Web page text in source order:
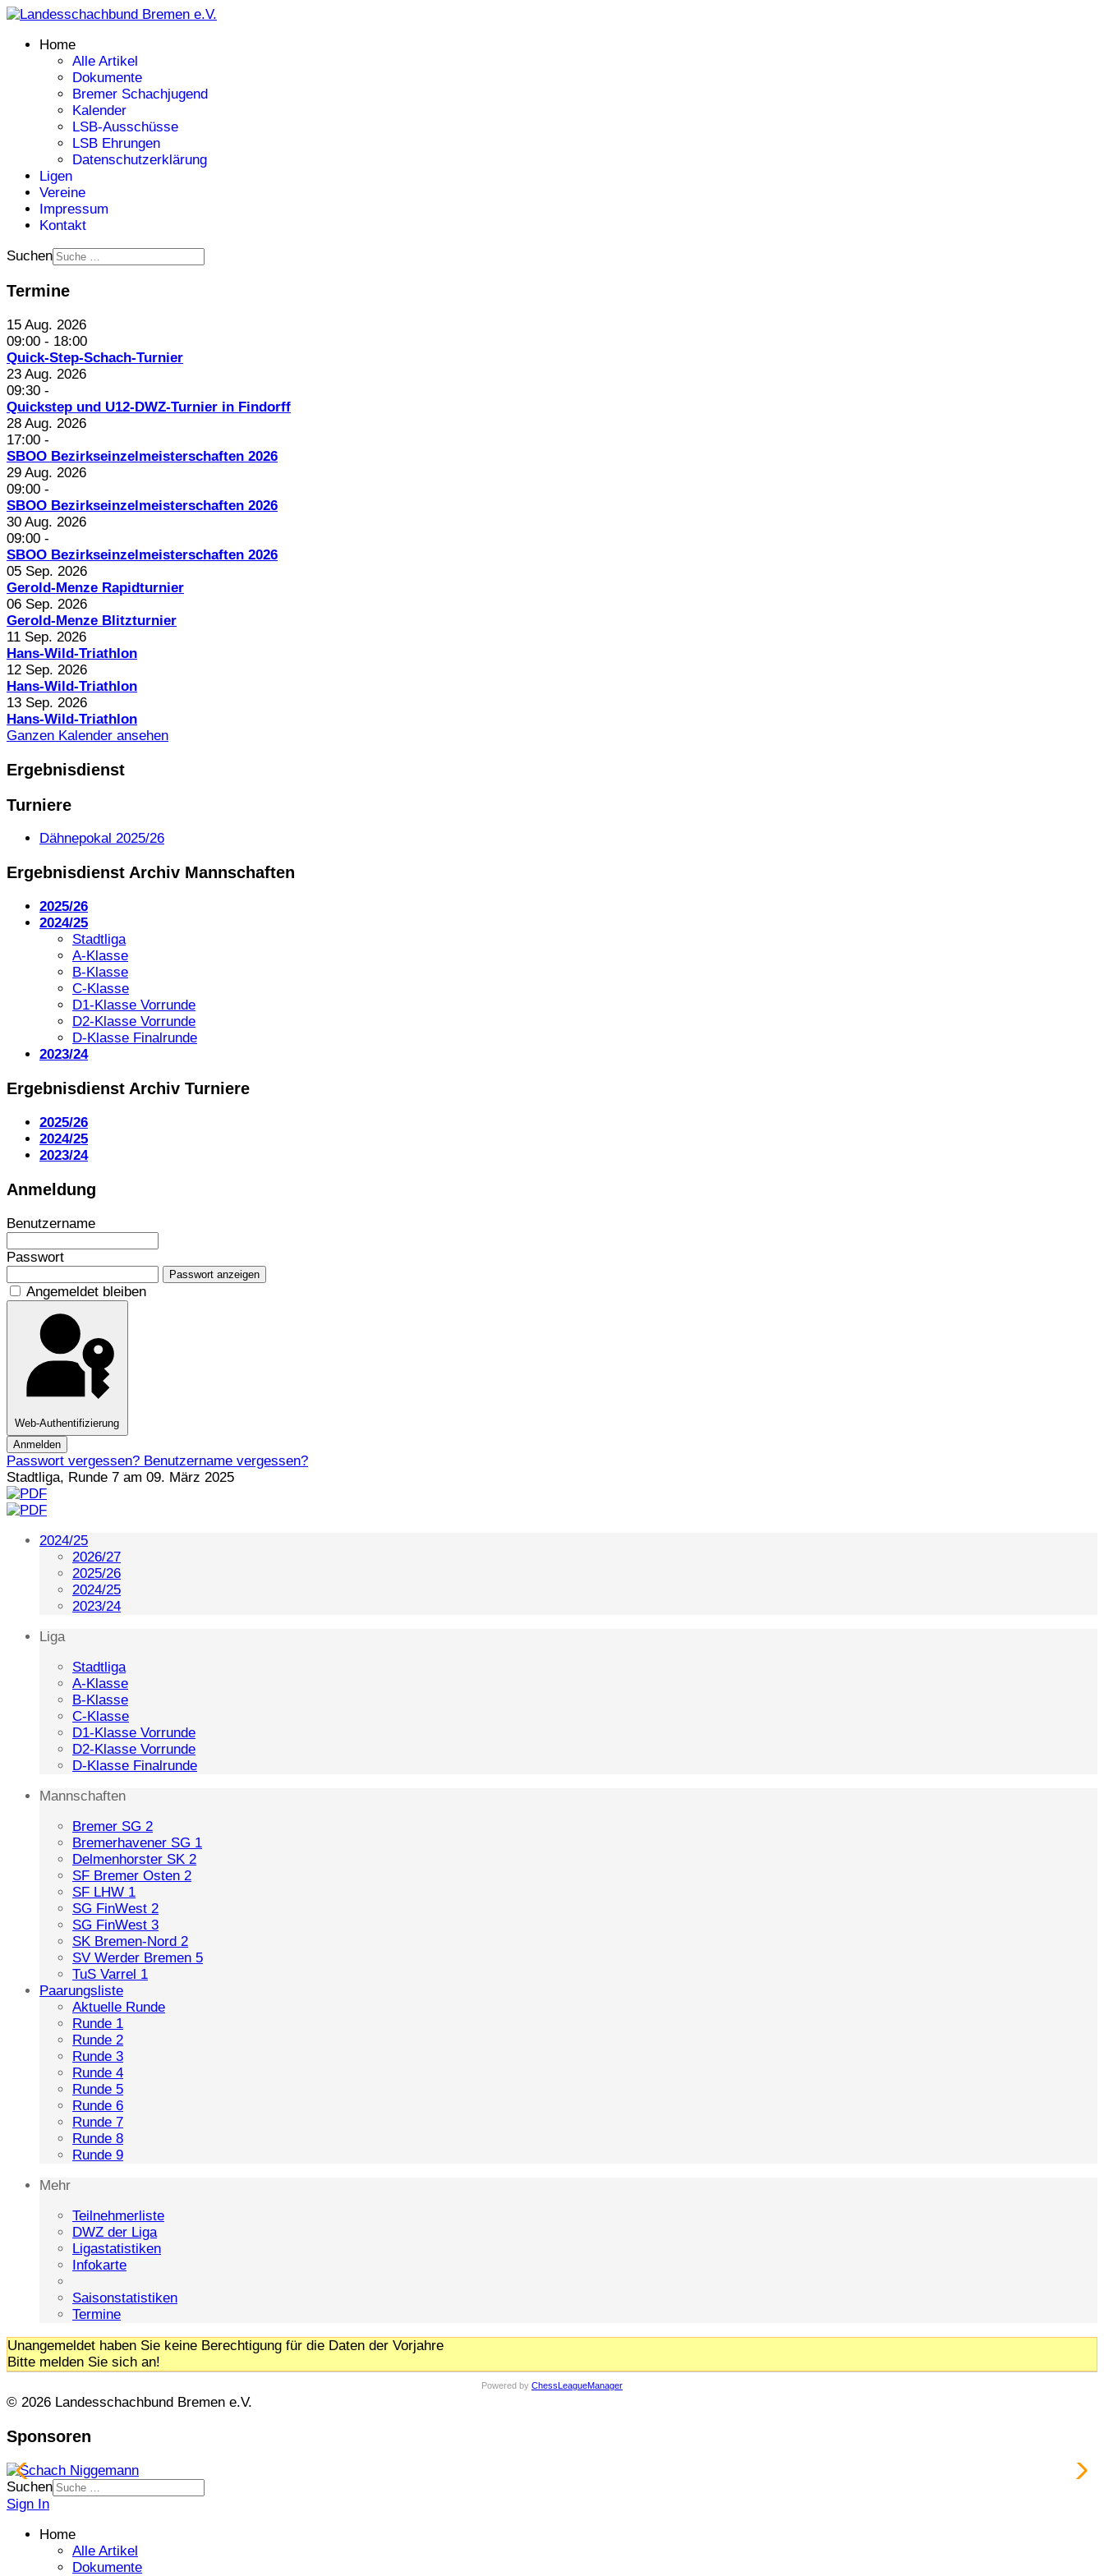
Home
Alle Artikel
Dokumente
Bremer Schachjugend
Kalender
LSB-Ausschüsse
LSB Ehrungen
Datenschutzerklärung
Ligen
Vereine
Impressum
Kontakt
Suchen
Termine
15 Aug. 2026
09:00 - 18:00
Quick-Step-Schach-Turnier
23 Aug. 2026
09:30 -
Quickstep und U12-DWZ-Turnier in Findorff
28 Aug. 2026
17:00 -
SBOO Bezirkseinzelmeisterschaften 2026
29 Aug. 2026
09:00 -
SBOO Bezirkseinzelmeisterschaften 2026
30 Aug. 2026
09:00 -
SBOO Bezirkseinzelmeisterschaften 2026
05 Sep. 2026
Gerold-Menze Rapidturnier
06 Sep. 2026
Gerold-Menze Blitzturnier
11 Sep. 2026
Hans-Wild-Triathlon
12 Sep. 2026
Hans-Wild-Triathlon
13 Sep. 2026
Hans-Wild-Triathlon
Ganzen Kalender ansehen
Ergebnisdienst
Turniere
Dähnepokal 2025/26
Ergebnisdienst Archiv Mannschaften
2025/26
2024/25
Stadtliga
A-Klasse
B-Klasse
C-Klasse
D1-Klasse Vorrunde
D2-Klasse Vorrunde
D-Klasse Finalrunde
2023/24
Ergebnisdienst Archiv Turniere
2025/26
2024/25
2023/24
Anmeldung
Benutzername
Passwort
Passwort anzeigen
Angemeldet bleiben
Web-Authentifizierung
Anmelden
Passwort vergessen? Benutzername vergessen?
Stadtliga, Runde 7 am 09. März 2025
2024/25
2026/27
2025/26
2024/25
2023/24
Liga
Stadtliga
A-Klasse
B-Klasse
C-Klasse
D1-Klasse Vorrunde
D2-Klasse Vorrunde
D-Klasse Finalrunde
Mannschaften
Bremer SG 2
Bremerhavener SG 1
Delmenhorster SK 2
SF Bremer Osten 2
SF LHW 1
SG FinWest 2
SG FinWest 3
SK Bremen-Nord 2
SV Werder Bremen 5
TuS Varrel 1
Paarungsliste
Aktuelle Runde
Runde 1
Runde 2
Runde 3
Runde 4
Runde 5
Runde 6
Runde 7
Runde 8
Runde 9
Mehr
Teilnehmerliste
DWZ der Liga
Ligastatistiken
Infokarte
Saisonstatistiken
Termine
Unangemeldet haben Sie keine Berechtigung für die Daten der Vorjahre
Bitte melden Sie sich an!
Powered by ChessLeagueManager
© 2026 Landesschachbund Bremen e.V.
Sponsoren
Suchen
Sign In
Home
Alle Artikel
Dokumente